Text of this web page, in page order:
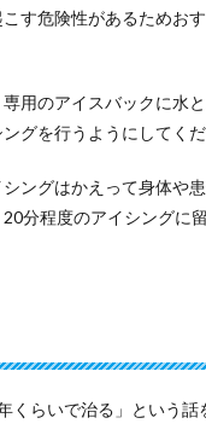
こす危険性があるためお
用のアイスバックに水
グを行うようにしてくだ
ングはかえって身体や
分程度のアイシングに
くらいで治る」という話